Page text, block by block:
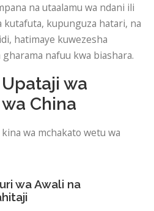
na utaalamu wa ndani ili
kutafuta, kupunguza hatari, na
hatimaye kuwezesha
nafuu kwa biashara.
wa
China
wa mchakato wetu wa
wa Awali na